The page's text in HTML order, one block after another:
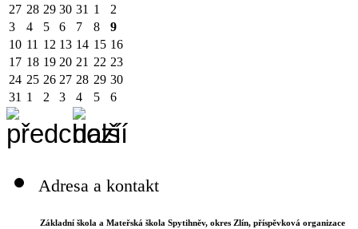
27 28 29 30 31 1
2
3
4 5 6 7 8
9
10 11 12 13 14 15 16
17 18 19 20 21 22 23
24 25 26 27 28 29 30
31 1 2 3 4 5 6
Adresa a kontakt
Základní škola a Mateřská škola Spytihněv, okres Zlín, příspěvková organizace